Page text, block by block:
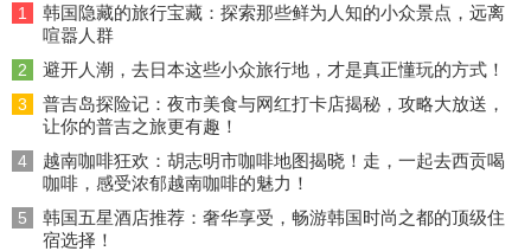
1
韩国隐藏的旅行宝藏：探索那些鲜为人知的小众景点，远离
喧嚣人群
2 避开人潮，去日本这些小众旅行地，才是真正懂玩的方式！
3
普吉岛探险记：夜市美食与网红打卡店揭秘，攻略大放送，
让你的普吉之旅更有趣！
4
越南咖啡狂欢：胡志明市咖啡地图揭晓！走，一起去西贡喝
咖啡，感受浓郁越南咖啡的魅力！
5
韩国五星酒店推荐：奢华享受，畅游韩国时尚之都的顶级住
宿选择！